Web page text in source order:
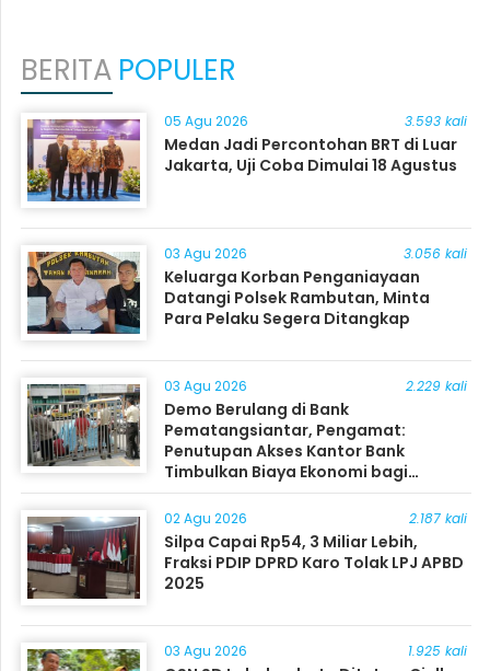
BERITA POPULER
05 Agu 2026 3.593 kali
Medan Jadi Percontohan BRT di Luar
Jakarta, Uji Coba Dimulai 18 Agustus
03 Agu 2026 3.056 kali
Keluarga Korban Penganiayaan
Datangi Polsek Rambutan, Minta
Para Pelaku Segera Ditangkap
03 Agu 2026 2.229 kali
Demo Berulang di Bank
Pematangsiantar, Pengamat:
Penutupan Akses Kantor Bank
Timbulkan Biaya Ekonomi bagi
Masyarakat
02 Agu 2026 2.187 kali
Silpa Capai Rp54, 3 Miliar Lebih,
Fraksi PDIP DPRD Karo Tolak LPJ APBD
2025
03 Agu 2026 1.925 kali